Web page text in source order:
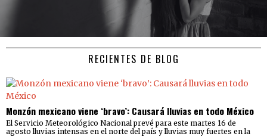
RECIENTES DE BLOG
Monzón mexicano viene ‘bravo’: Causará lluvias en todo México
El Servicio Meteorológico Nacional prevé para este martes 16 de
agosto lluvias intensas en el norte del país y lluvias muy fuertes en la